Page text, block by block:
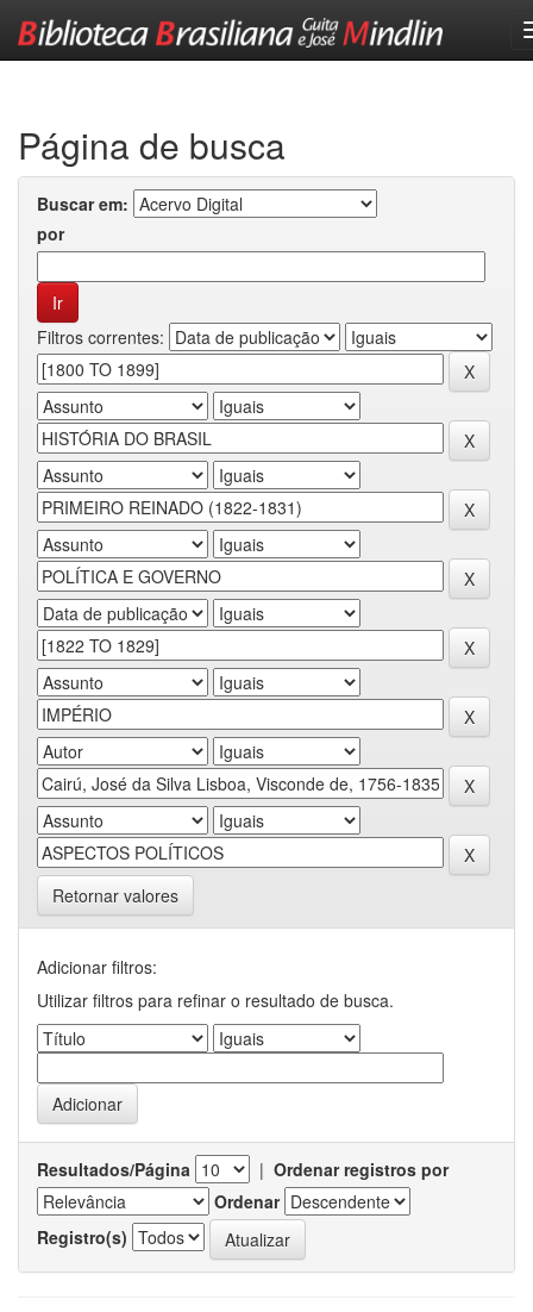
Página de busca
Buscar em:
por
Filtros correntes:
Retornar valores
Adicionar filtros:
Utilizar filtros para refinar o resultado de busca.
Resultados/Página | Ordenar registros por
Ordenar
Registro(s)